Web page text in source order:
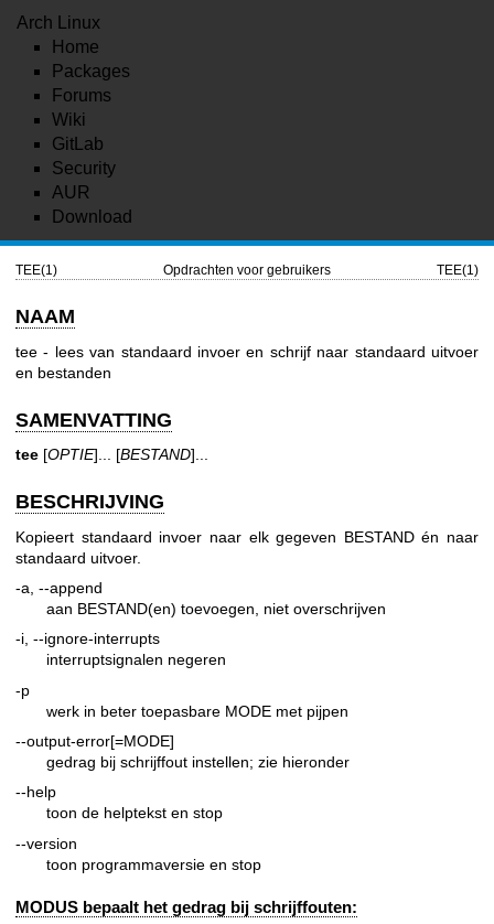
Arch Linux
Home
Packages
Forums
Wiki
GitLab
Security
AUR
Download
TEE(1) Opdrachten voor gebruikers TEE(1)
NAAM
tee - lees van standaard invoer en schrijf naar standaard uitvoer
en bestanden
SAMENVATTING
tee [OPTIE]... [BESTAND]...
BESCHRIJVING
Kopieert standaard invoer naar elk gegeven BESTAND én naar
standaard uitvoer.
-a, --append
aan BESTAND(en) toevoegen, niet overschrijven
-i, --ignore-interrupts
interruptsignalen negeren
-p
werk in beter toepasbare MODE met pijpen
--output-error[=MODE]
gedrag bij schrijffout instellen; zie hieronder
--help
toon de helptekst en stop
--version
toon programmaversie en stop
MODUS bepaalt het gedrag bij schrijffouten: